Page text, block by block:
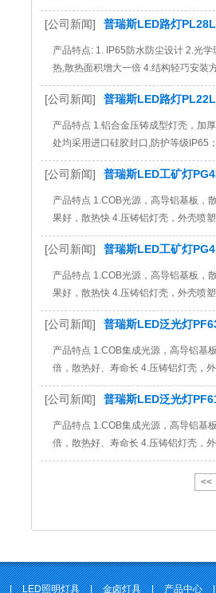
[公司新闻] 普瑞斯LED路灯
产品特点: 1. IP65防水防尘设计 2.光
热,散热面积增大一倍 4.结构轻巧安装
[公司新闻] 普瑞斯LED路灯PL22L
产品特点 1.铝合金压铸成型灯壳，加
处均采用进口硅胶封口,防护等级IP65
[公司新闻] 普瑞斯LED工矿灯
产品特点 1.COB光源，高导铝基板，
果好，散热快 4.压铸铝灯壳，外壳喷
[公司新闻] 普瑞斯LED工矿灯
产品特点 1.COB光源，高导铝基板，
果好，散热快 4.压铸铝灯壳，外壳喷
[公司新闻] 普瑞斯LED泛光灯
产品特点 1.COB集成光源，高导铝基
倍，散热好、寿命长 4.压铸铝灯壳，
[公司新闻] 普瑞斯LED泛光灯
产品特点 1.COB集成光源，高导铝基
倍，散热好、寿命长 4.压铸铝灯壳，
<<
| LED照明灯具 | 金卤灯具 | 产品中心 |